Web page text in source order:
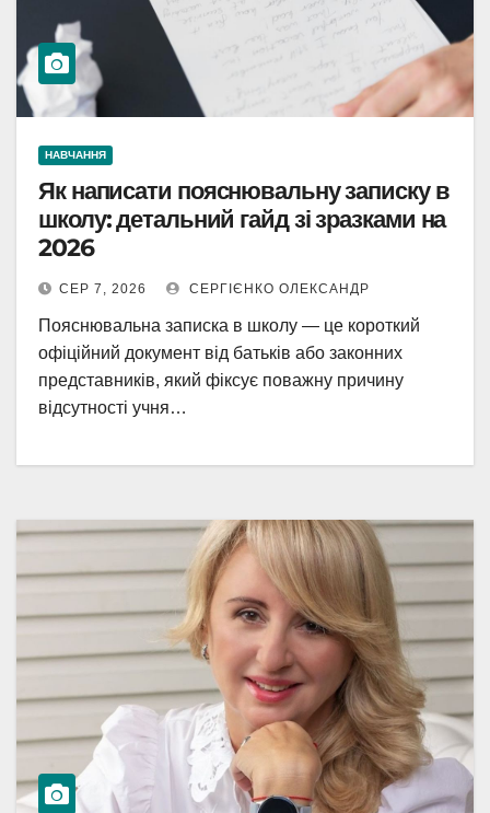
НАВЧАННЯ
Як написати пояснювальну записку в
школу: детальний гайд зі зразками на
2026
СЕР 7, 2026 СЕРГІЄНКО ОЛЕКСАНДР
Пояснювальна записка в школу — це короткий
офіційний документ від батьків або законних
представників, який фіксує поважну причину
відсутності учня…